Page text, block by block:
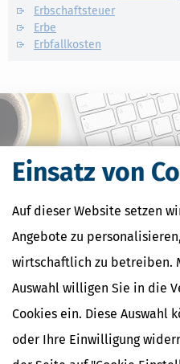
Einsatz von
Auf dieser Website setzen
Angebote zu
wirtschaftlich zu betreiben.
Auswahl willigen Sie in die
Cookies ein. Diese Auswahl
oder Ihre Einwilligung
Erbschaftsteuer
Erbe
Erbfallkosten
Steuertipps
Steuertipps Selbstständige